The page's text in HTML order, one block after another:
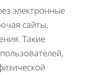
электронные
сайты,
Такие